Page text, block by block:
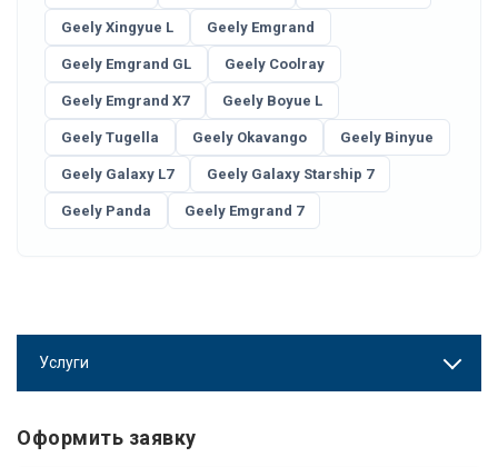
Geely Xingyue L Geely Emgrand
Geely Emgrand GL Geely Coolray
Geely Emgrand X7 Geely Boyue L
Geely Tugella Geely Okavango Geely Binyue
Geely Galaxy L7 Geely Galaxy Starship 7
Geely Panda Geely Emgrand 7
Услуги
Оформить заявку